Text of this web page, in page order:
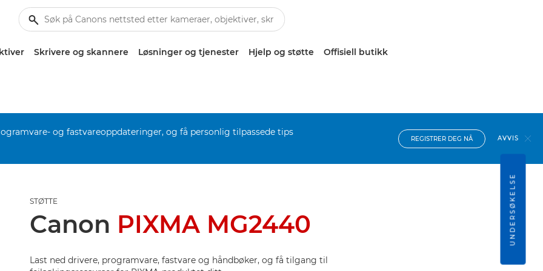
Skrivere og skannere Løsninger og tjenester Hjelp og støtte Offisiell butikk
og fastvareoppdateringer, og få personlig tilpassede tips
REGISTRER DEG NÅ AVVIS
STØTTE
Canon PIXMA MG2440
Last ned drivere, programvare, fastvare og håndbøker, og få tilgang til
UNDERSØKELSE